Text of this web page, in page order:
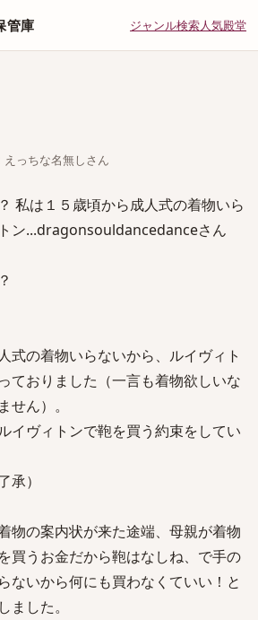
管庫 ジャンル検索人気殿堂
っちな名無しさん
私は１５歳頃から成人式の着物いら
ン...dragonsouldancedanceさん
式の着物いらないから、ルイヴィト
ておりました（一言も着物欲しいな
せん）。
イヴィトンで鞄を買う約束をしてい
承）
物の案内状が来た途端、母親が着物
買うお金だから鞄はなしね、で手の
ないから何にも買わなくていい！と
ました。